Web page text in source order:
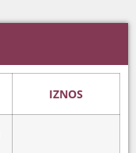
IZNOS